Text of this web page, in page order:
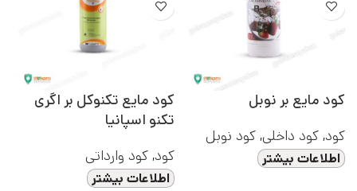
کود مایع بر نوبل
کود,کود داخلی,کود نوبل
اطلاعات بیشتر
کود مایع تکنوکل بر اگری
تکنو اسپانیا
کود,کود وارداتی
اطلاعات بیشتر